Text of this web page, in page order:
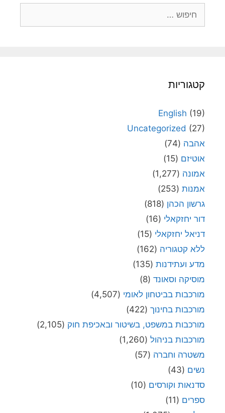
קטגוריות
English (19)
Uncategorized (27)
אהבה (74)
אוטיזם (15)
אמונה (1,277)
אמנות (253)
גרשון הכהן (818)
דור יחזקאלי (16)
דניאל יחזקאלי (15)
ללא קטגוריה (162)
מדע ועתידנות (135)
מוסיקה וסאונד (8)
מורכבות בביטחון לאומי (4,507)
מורכבות בחינוך (422)
מורכבות במשפט, בשיטור ובאכיפת חוק (2,105)
מורכבות בניהול (1,260)
משטרה וחברה (57)
נשים (43)
סדנאות וקורסים (10)
ספרים (11)